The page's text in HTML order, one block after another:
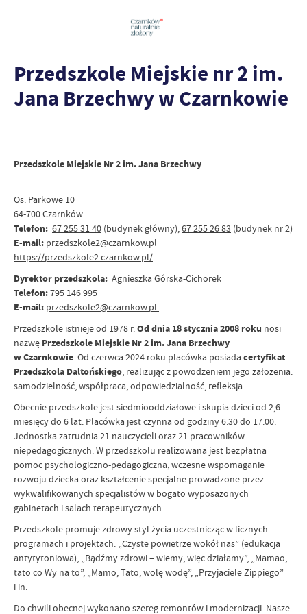
Przedszkole Miejskie nr 2 im.
Jana Brzechwy w Czarnkowie
Przedszkole Miejskie Nr 2 im. Jana Brzechwy
Os. Parkowe 10
64-700 Czarnków
Telefon: 67 255 31 40 (budynek główny),67 255 26 83 (budynek nr 2)
E-mail: przedszkole2@czarnkow.pl
https://przedszkole2.czarnkow.pl/
Dyrektor przedszkola: Agnieszka Górska-Cichorek
Telefon:795 146 995
E-mail: przedszkole2@czarnkow.pl
Przedszkole istnieje od 1978 r.Od dnia 18 stycznia 2008 roku nosi
nazwę Przedszkole Miejskie Nr 2 im. Jana Brzechwy
w Czarnkowie. Od czerwca 2024 roku placówka posiada certyfikat
Przedszkola Daltońskiego, realizując z powodzeniem jego założenia:
samodzielność, współpraca, odpowiedzialność, refleksja.
Obecnie przedszkole jest siedmiooddziałowe i skupia dzieci od 2,6
miesięcy do 6 lat. Placówka jest czynna od godziny 6:30 do 17:00.
Jednostka zatrudnia 21 nauczycieli oraz 21 pracowników
niepedagogicznych. W przedszkolu realizowana jest bezpłatna
pomoc psychologiczno-pedagogiczna, wczesne wspomaganie
rozwoju dziecka oraz kształcenie specjalne prowadzone przez
wykwalifikowanych specjalistów w bogato wyposażonych
gabinetach i salach terapeutycznych.
Przedszkole promuje zdrowy styl życia uczestnicząc w licznych
programach i projektach: „Czyste powietrze wokół nas” (edukacja
antytytoniowa), „Bądźmy zdrowi – wiemy, więc działamy”, „Mamao,
tato co Wy na to”, „Mamo, Tato, wolę wodę”, „Przyjaciele Zippiego”
i in.
Do chwili obecnej wykonano szereg remontów i modernizacji. Nasze